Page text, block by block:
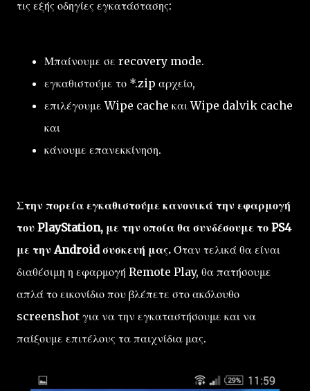
τις εξής οδηγίες εγκατάστασης:
Μπαίνουμε σε recovery mode.
εγκαθιστούμε το *.zip αρχείο,
επιλέγουμε Wipe cache και Wipe dalvik cache
και
κάνουμε επανεκκίνηση.
Στην πορεία εγκαθιστούμε κανονικά την εφαρμογή
του PlayStation, με την οποία θα συνδέσουμε το PS4
με την Android συσκευή μας. Όταν τελικά θα είναι
διαθέσιμη η εφαρμογή Remote Play, θα πατήσουμε
απλά το εικονίδιο που βλέπετε στο ακόλουθο
screenshot για να την εγκαταστήσουμε και να
παίξουμε επιτέλους τα παιχνίδια μας.